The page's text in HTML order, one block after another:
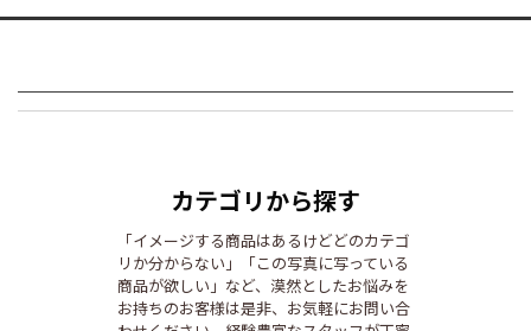
カテゴリから探す
「イメージする商品はあるけどどのカテゴ
リか分からない」「この写真に写っている
商品が欲しい」など、漠然としたお悩みを
お持ちのお客様は是非、お気軽にお問い合